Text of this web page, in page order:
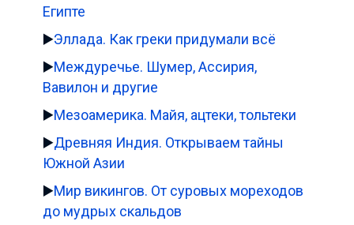
Египте
▶️Эллада. Как греки придумали всё
▶️Междуречье. Шумер, Ассирия,
Вавилон и другие
▶️Мезоамерика. Майя, ацтеки, тольтеки
▶️Древняя Индия. Открываем тайны
Южной Азии
▶️Мир викингов. От суровых мореходов
до мудрых скальдов